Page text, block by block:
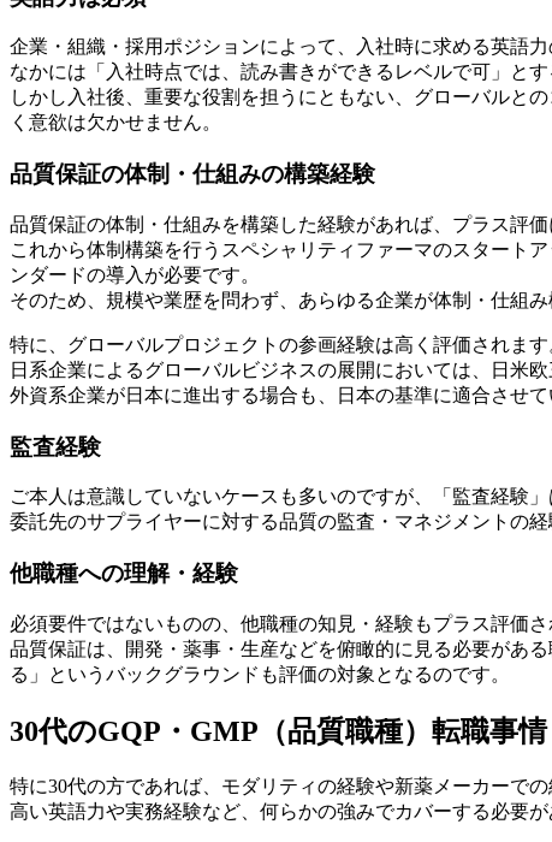
企業・組織・採用ポジションによって、入社時に求める英語力
なかには「入社時点では、読み書きができるレベルで可」とす
しかし入社後、重要な役割を担うにともない、グローバルと
く意欲は欠かせません。
品質保証の体制・仕組みの構築経験
品質保証の体制・仕組みを構築した経験があれば、プラス評価
これから体制構築を行うスペシャリティファーマのスタート
ンダードの導入が必要です。
そのため、規模や業歴を問わず、あらゆる企業が体制・仕組み
特に、グローバルプロジェクトの参画経験は高く評価されます
日系企業によるグローバルビジネスの展開においては、日米
外資系企業が日本に進出する場合も、日本の基準に適合させ
監査経験
ご本人は意識していないケースも多いのですが、「監査経験
委託先のサプライヤーに対する品質の監査・マネジメントの
他職種への理解・経験
必須要件ではないものの、他職種の知見・経験もプラス評価さ
品質保証は、開発・薬事・生産などを俯瞰的に見る必要があ
る」というバックグラウンドも評価の対象となるのです。
30代のGQP・GMP（品質職種）転職事情
特に30代の方であれば、モダリティの経験や新薬メーカーで
高い英語力や実務経験など、何らかの強みでカバーする必要